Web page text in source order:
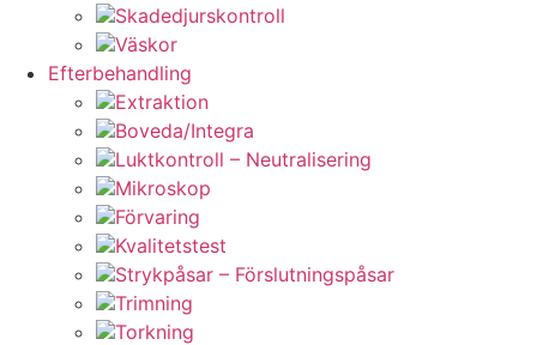
Skadedjurskontroll
Väskor
Efterbehandling
Extraktion
Boveda/Integra
Luktkontroll – Neutralisering
Mikroskop
Förvaring
Kvalitetstest
Strykpåsar – Förslutningspåsar
Trimning
Torkning